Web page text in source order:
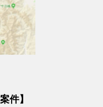
件】